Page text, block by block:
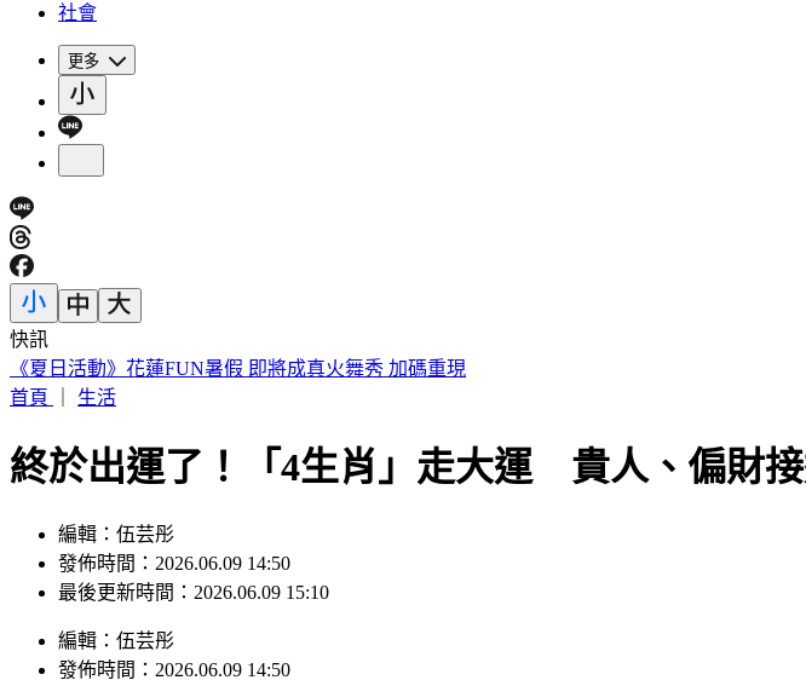
社會
更多
快訊
《夏日活動》花蓮FUN暑假 即將成真火舞秀 加碼重現
首頁
生活
終於出運了！「4生肖」走大運 貴人、偏財接
編輯：伍芸彤
發佈時間：2026.06.09 14:50
最後更新時間：2026.06.09 15:10
編輯 ： 伍芸彤
發佈時間： 2026.06.09 14:50